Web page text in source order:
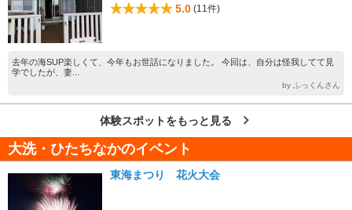
5.0 (11件)
去年の海SUP楽しくて、今年もお世話になりました。 今回は、自分は怪我してて見
学でしたが、妻...
by ふっくんさん
体験スポットをもっと見る
大洗・ひたちなかのイベント
東海まつり 花火大会